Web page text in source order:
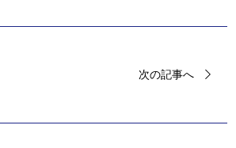
次の記事へ